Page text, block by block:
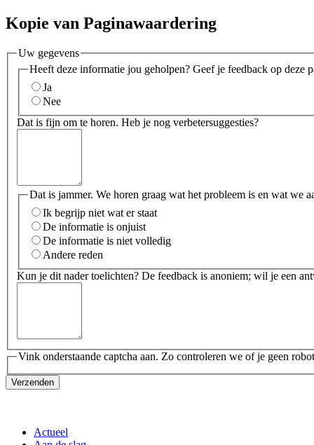
Kopie van Paginawaardering
Uw gegevens
Heeft deze informatie jou geholpen? Geef je feedback op deze
Ja
Nee
Dat is fijn om te horen. Heb je nog verbetersuggesties?
Dat is jammer. We horen graag wat het probleem is en wat we
Ik begrijp niet wat er staat
De informatie is onjuist
De informatie is niet volledig
Andere reden
Kun je dit nader toelichten? De feedback is anoniem; wil je een
Vink onderstaande captcha aan. Zo controleren we of je geen
Verzenden
Actueel